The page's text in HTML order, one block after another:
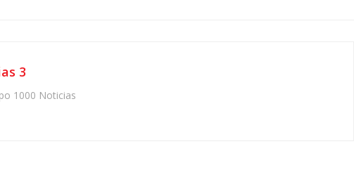
3
1000 Noticias